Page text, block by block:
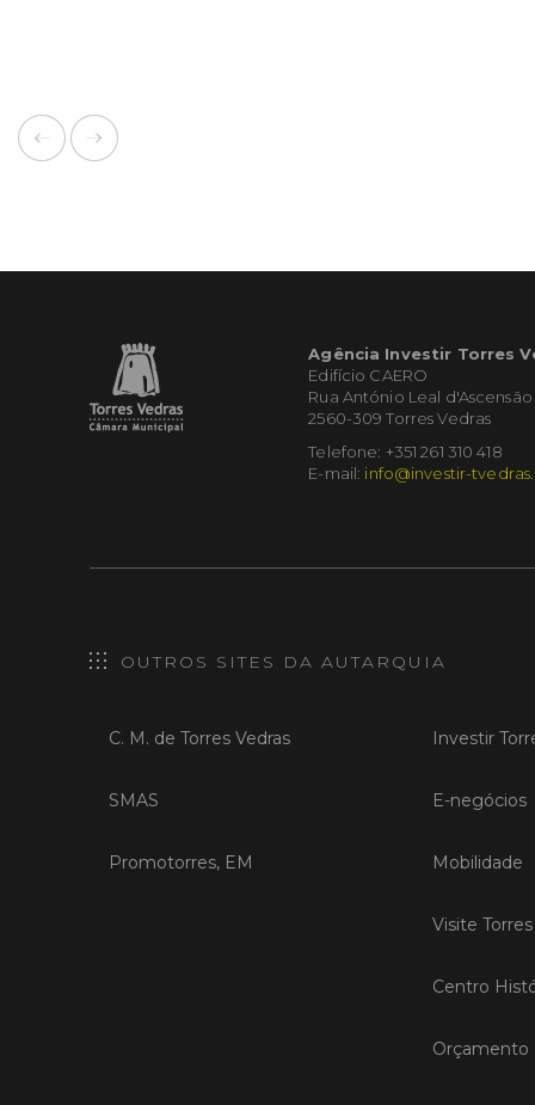
Agência Investir Torres
Edifício CAERO
Rua António Leal d'Ascensão
2560-309 Torres Vedras
Telefone: +351 261 310 418
E-mail: info@investir-
OUTROS SITES DA AUTARQUIA
C. M. de Torres Vedras
SMAS
Promotorres, EM
Investir
E-negócios
Mobilidade
Visite
Centro
Orçamento